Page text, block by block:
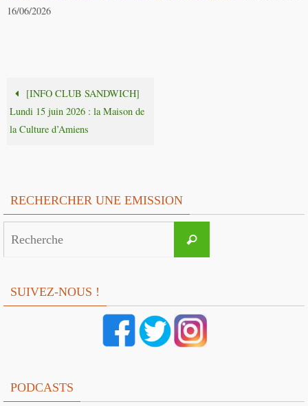
16/06/2026
[INFO CLUB SANDWICH]
Lundi 15 juin 2026 : la Maison de
la Culture d’Amiens
RECHERCHER UNE EMISSION
Recherche
SUIVEZ-NOUS !
PODCASTS